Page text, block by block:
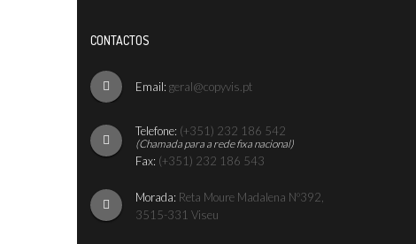
CONTACTOS
Email: geral@copyvis.pt
Telefone: (+351) 232 186 542
(Chamada para a rede fixa nacional)
Fax: (+351) 232 186 543
Morada: Reta Moure Madalena Nº392,
3515-331 Viseu